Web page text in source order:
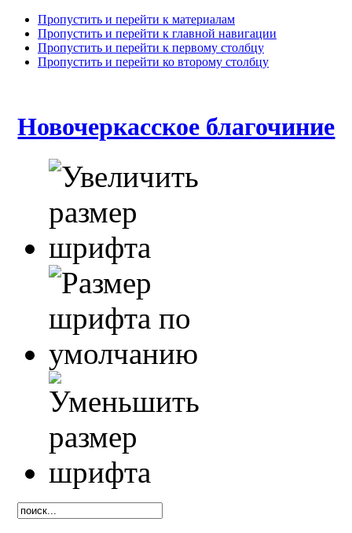
Пропустить и перейти к материалам
Пропустить и перейти к главной навигации
Пропустить и перейти к первому столбцу
Пропустить и перейти ко второму столбцу
Новочеркасское благочиние